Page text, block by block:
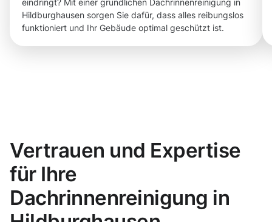
eindringt? Mit einer gründlichen Dachrinnenreinigung in
Hildburghausen sorgen Sie dafür, dass alles reibungslos
funktioniert und Ihr Gebäude optimal geschützt ist.
Vertrauen und Expertise
für Ihre
Dachrinnenreinigung in